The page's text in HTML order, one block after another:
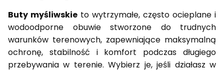
Buty myśliwskie to wytrzymałe, często ocieplane i
wodoodporne obuwie stworzone do trudnych
warunków terenowych, zapewniające maksymalną
ochronę, stabilność i komfort podczas długiego
przebywania w terenie. Wybierz je, jeśli działasz w